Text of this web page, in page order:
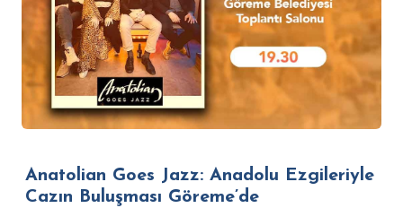
Anatolian Goes Jazz: Anadolu Ezgileriyle
Cazın Buluşması Göreme’de